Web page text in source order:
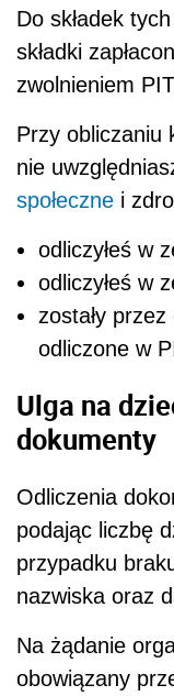
Do składek
składki
zwolnieniem
Przy obliczaniu
nie
społeczne i
odliczyłeś w
odliczyłeś w
zostały
odliczone w
Ulga na
dokumenty
Odliczenia
podając liczbę
przypadku
nazwiska oraz
Na żądanie
obowiązany